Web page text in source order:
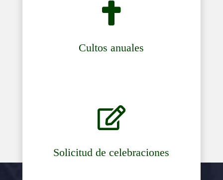

Cultos anuales

Solicitud de celebraciones